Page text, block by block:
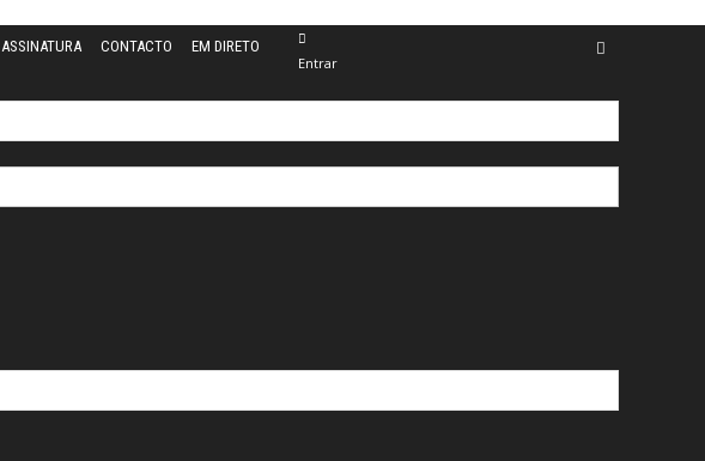
ASSINATURA CONTACTO
EM DIRETO
Entrar